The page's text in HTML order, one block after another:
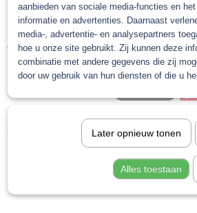
Droogt snel;
Niet agressief voor plastics, rubbers en
Verkrijgbaar in 500 ml aerosol
Ook interessant
aanbieden van sociale media-functies en
informatie en advertenties. Daarnaast
media-, advertentie- en analysepartners
hoe u onze site gebruikt. Zij kunnen deze
combinatie met andere gegevens die zij
door uw gebruik van hun diensten of die u
Later opnieuw tonen
Alles toestaan